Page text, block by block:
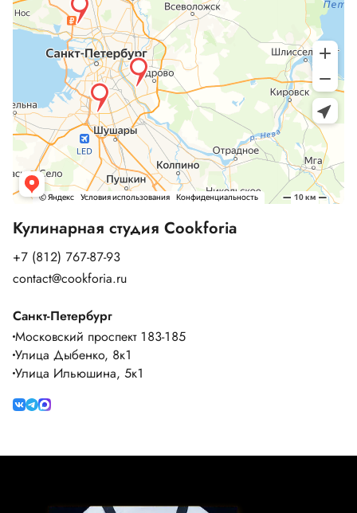
Кулинарная студия Cookforia
+7 (812) 767-87-93
contact@cookforia.ru
Санкт-Петербург
Московский проспект 183-185
Улица Дыбенко, 8к1
Улица Ильюшина, 5к1